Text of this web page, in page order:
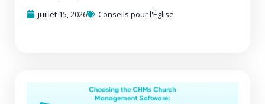
juillet 15, 2026
Conseils pour l'Église